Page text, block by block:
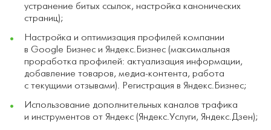
устранение битых ссылок, настройка канонических
страниц);
Настройка и оптимизация профилей компании
в Google Бизнес и Яндекс.Бизнес (максимальная
проработка профилей: актуализация информации,
добавление товаров, медиа-контента, работа
с текущими отзывами). Регистрация в Яндекс.Бизнес;
Использование дополнительных каналов трафика
и инструментов от Яндекс (Яндекс.Услуги, Яндекс.Дзен);